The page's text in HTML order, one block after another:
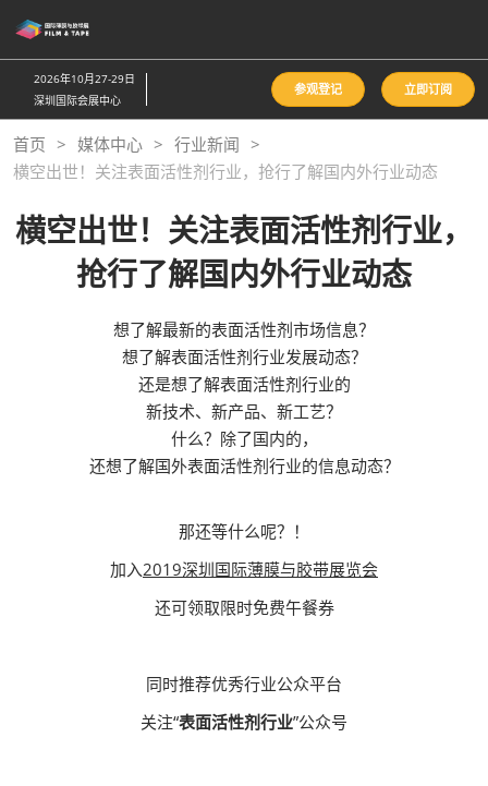
接
跳
至
内
容
2026年10月27-29日
深圳国际会展中心
参观登记 立即订阅
首页 媒体中心
行业新闻
横空出世！关注表面活性剂行业，抢行了解国内外行业动态
横空出世！关注表面活性剂行业，
抢行了解国内外行业动态
想了解最新的表面活性剂市场信息？
想了解表面活性剂行业发展动态？
还是想了解表面活性剂行业的
新技术、新产品、新工艺？
什么？除了国内的，
还想了解国外表面活性剂行业的信息动态？
那还等什么呢？！
加入2019深圳国际薄膜与胶带展览会
还可领取限时免费午餐券
同时推荐优秀行业公众平台
关注“表面活性剂行业”公众号